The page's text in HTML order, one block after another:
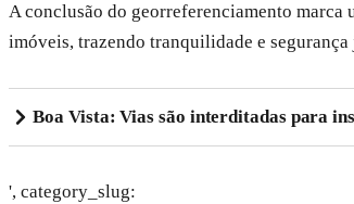
A conclusão do georreferenciamento marca
imóveis, trazendo tranquilidade e
Boa Vista: Vias são interditadas para
', category_slug: